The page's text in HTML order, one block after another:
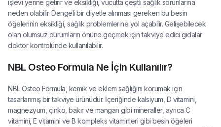
işlevi yerine getirir ve eksikliği, vücutta çeşitli sağlık sorunlarına
neden olabilir. Dengeli bir diyetle alınması gereken bu besin
öğelerinin eksikliği, sağlık problemlerine yol açabilir. Gelişebilecek
olan olumsuz durumların önüne geçmek için takviye edici gıdalar
doktor kontrolünde kullanılabilir.
NBL Osteo Formula Ne İçin Kullanılır?
NBL Osteo Formula, kemik ve eklem sağlığını korumak için
tasarlanmış bir takviye ürünüdür. İçeriğinde kalsiyum, D vitamini,
magnezyum, çinko, bakır ve mangan gibi mineraller, ayrıca C
vitamini, E vitamini ve B kompleks vitaminleri gibi besin öğeleri